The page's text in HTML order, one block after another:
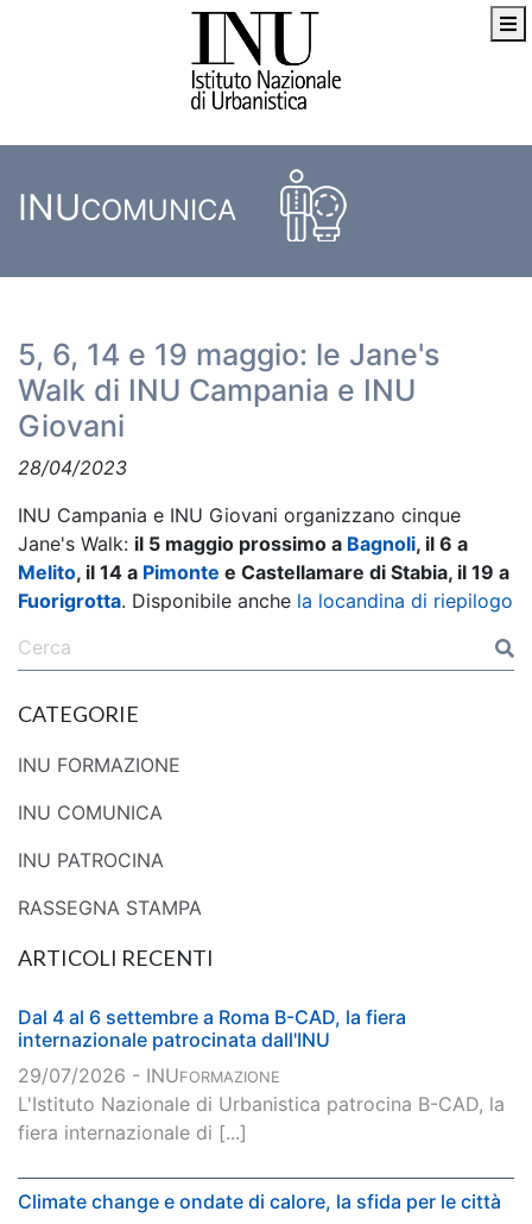
INUCOMUNICA
5, 6, 14 e 19 maggio: le Jane's
Walk di INU Campania e INU
Giovani
28/04/2023
INU Campania e INU Giovani organizzano cinque
Jane's Walk: il 5 maggio prossimo a Bagnoli, il 6 a
Melito, il 14 a Pimonte e Castellamare di Stabia, il 19 a
Fuorigrotta. Disponibile anche la locandina di riepilogo
CATEGORIE
INU FORMAZIONE
INU COMUNICA
INU PATROCINA
RASSEGNA STAMPA
ARTICOLI RECENTI
Dal 4 al 6 settembre a Roma B-CAD, la fiera
internazionale patrocinata dall'INU
29/07/2026 - INUFORMAZIONE
L'Istituto Nazionale di Urbanistica patrocina B-CAD, la
fiera internazionale di [...]
Climate change e ondate di calore, la sfida per le città